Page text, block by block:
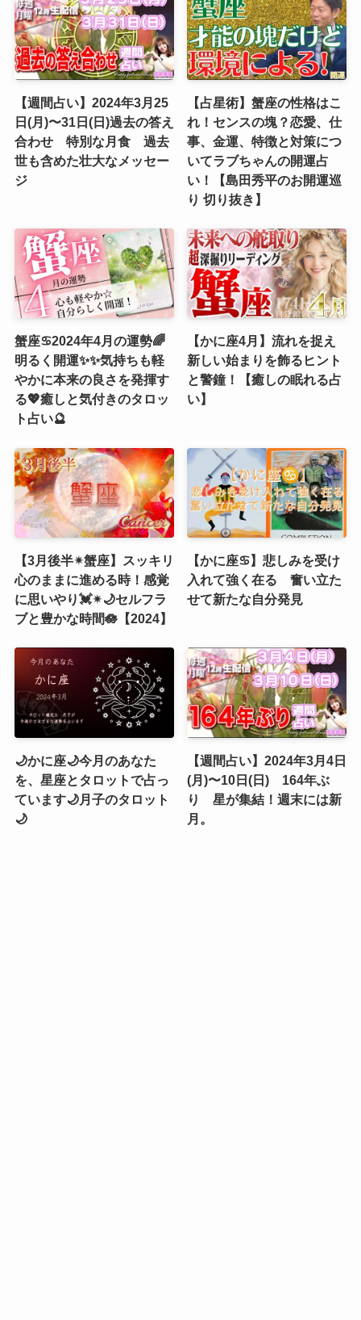
【週間占い】2024年3月25
日(月)〜31日(日)過去の答え
合わせ 特別な月食 過去
世も含めた壮大なメッセー
ジ
【占星術】蟹座の性格はこ
れ！センスの塊？恋愛、仕
事、金運、特徴と対策につ
いてラブちゃんの開運占
い！【島田秀平のお開運巡
り 切り抜き】
蟹座♋️2024年4月の運勢🌈
明るく開運✨✨気持ちも軽
やかに本来の良さを発揮す
る💖癒しと気付きのタロッ
ト占い🔮
【かに座4月】流れを捉え
新しい始まりを飾るヒント
と警鐘！【癒しの眠れる占
い】
【3月後半✴︎蟹座】スッキリ
心のままに進める時！感覚
に思いやり💓✴︎🌙セルフラ
ブと豊かな時間🪷【2024】
【かに座♋】悲しみを受け
入れて強く在る 奮い立た
せて新たな自分発見
🌙かに座🌙今月のあなた
を、星座とタロットで占っ
ています🌙月子のタロット
🌙
【週間占い】2024年3月4日
(月)〜10日(日) 164年ぶ
り 星が集結！週末には新
月。